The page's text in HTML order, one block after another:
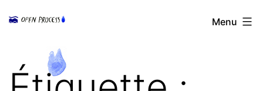
Open
Menu